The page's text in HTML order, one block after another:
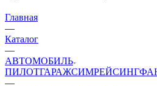
Главная
—
Каталог
—
АВТОМОБИЛЬ
ПИЛОТГАРАЖСИМРЕЙСИНГ
—